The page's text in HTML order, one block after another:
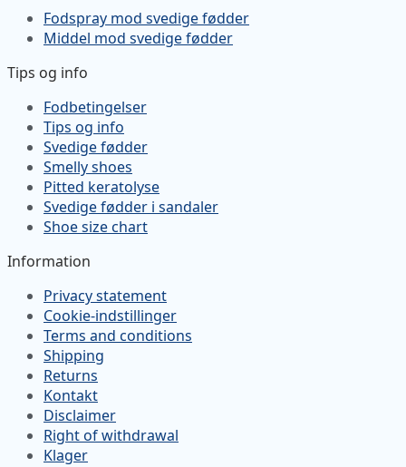
Fodspray mod svedige fødder
Middel mod svedige fødder
Tips og info
Fodbetingelser
Tips og info
Svedige fødder
Smelly shoes
Pitted keratolyse
Svedige fødder i sandaler
Shoe size chart
Information
Privacy statement
Cookie-indstillinger
Terms and conditions
Shipping
Returns
Kontakt
Disclaimer
Right of withdrawal
Klager